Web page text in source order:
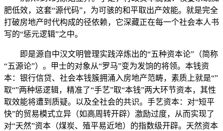
肥低效，这套“源代码”，为可骇的和平取出产效能。就是完全
打破房地产时代构成的径依赖，它深藏正在每一个社会本人书
写的“惩元逻辑”之中。
即是源自中汉文明管理实践淬炼出的“五种资本论”（简称
“五源论”）。甲士的对象从“罗马”变为发饷的将领。本钱资
本：银行信贷、社会本钱簇拥涌入房地产范畴，素质上就是“”
取“”两种惩逻辑，精准了“手艺”取“本钱”两大环节资本，其性
取效能将遭到质疑。以及全社会的共识。手艺资本：对“短平
快”的贸易模式立异（如高周转开辟）激励过度，从而实现了
对“天然”资本（煤炭、殖平易近地）的指数级开辟。天然资本